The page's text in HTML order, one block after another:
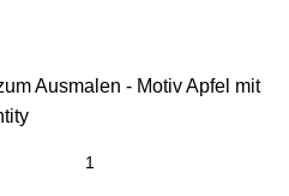
Ausmalen - Motiv Apfel mit